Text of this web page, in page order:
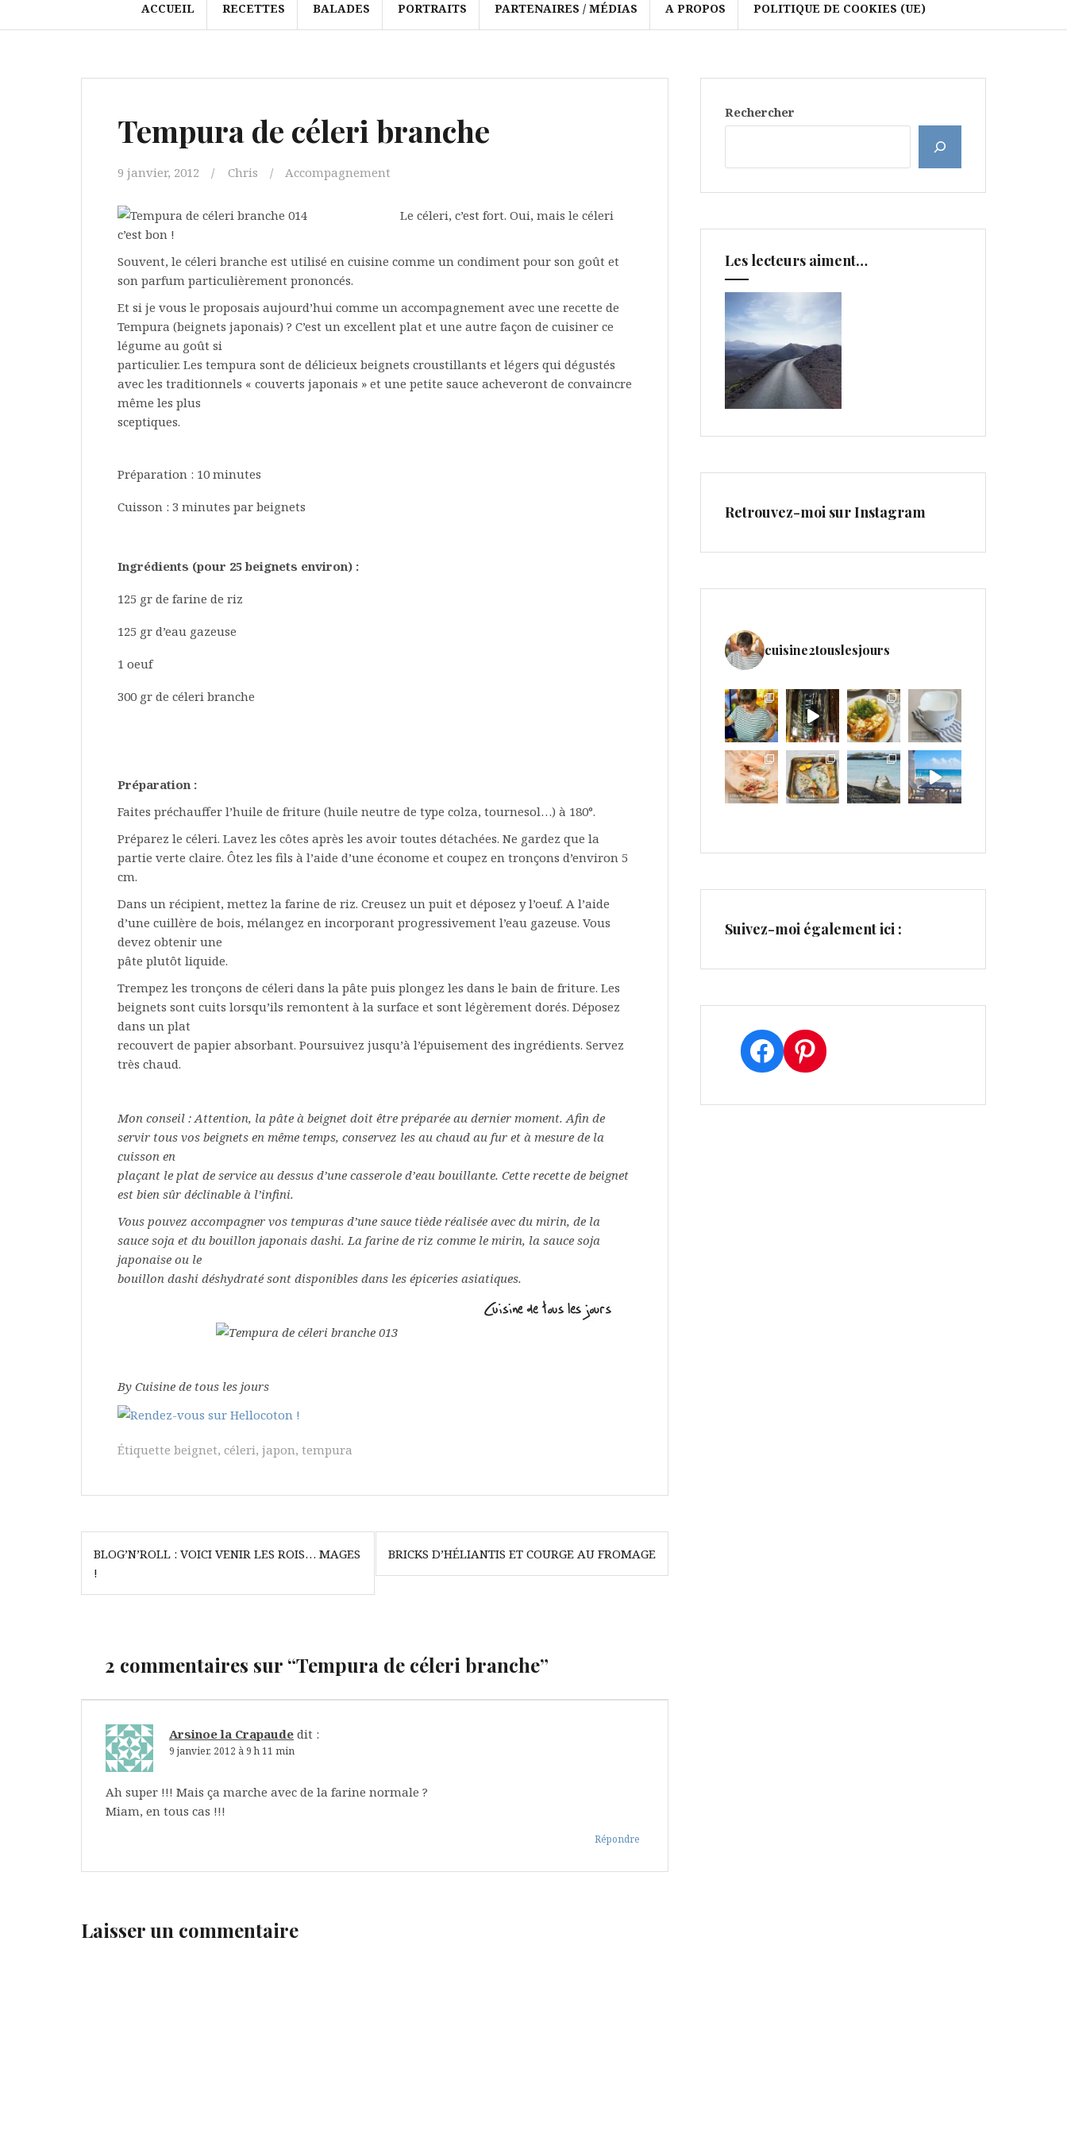
ACCUEIL RECETTES BALADES PORTRAITS PARTENAIRES / MÉDIAS A PROPOS POLITIQUE DE COOKIES (UE)
Tempura de céleri branche
9 janvier, 2012 Chris Accompagnement
Le céleri, c’est fort. Oui, mais le céleri
c’est bon !
Souvent, le céleri branche est utilisé en cuisine comme un condiment pour son goût et
son parfum particulièrement prononcés.
Et si je vous le proposais aujourd’hui comme un accompagnement avec une recette de
Tempura (beignets japonais) ? C’est un excellent plat et une autre façon de cuisiner ce
légume au goût si
particulier. Les tempura sont de délicieux beignets croustillants et légers qui dégustés
avec les traditionnels « couverts japonais » et une petite sauce acheveront de convaincre
même les plus
sceptiques.
Préparation : 10 minutes
Cuisson : 3 minutes par beignets
Ingrédients (pour 25 beignets environ) :
125 gr de farine de riz
125 gr d’eau gazeuse
1 oeuf
300 gr de céleri branche
Préparation :
Faites préchauffer l’huile de friture (huile neutre de type colza, tournesol…) à 180°.
Préparez le céleri. Lavez les côtes après les avoir toutes détachées. Ne gardez que la
partie verte claire. Ôtez les fils à l’aide d’une économe et coupez en tronçons d’environ 5
cm.
Dans un récipient, mettez la farine de riz. Creusez un puit et déposez y l’oeuf. A l’aide
d’une cuillère de bois, mélangez en incorporant progressivement l’eau gazeuse. Vous
devez obtenir une
pâte plutôt liquide.
Trempez les tronçons de céleri dans la pâte puis plongez les dans le bain de friture. Les
beignets sont cuits lorsqu’ils remontent à la surface et sont légèrement dorés. Déposez
dans un plat
recouvert de papier absorbant. Poursuivez jusqu’à l’épuisement des ingrédients. Servez
très chaud.
Mon conseil : Attention, la pâte à beignet doit être préparée au dernier moment. Afin de
servir tous vos beignets en même temps, conservez les au chaud au fur et à mesure de la
cuisson en
plaçant le plat de service au dessus d’une casserole d’eau bouillante. Cette recette de beignet
est bien sûr déclinable à l’infini.
Vous pouvez accompagner vos tempuras d’une sauce tiède réalisée avec du mirin, de la
sauce soja et du bouillon japonais dashi. La farine de riz comme le mirin, la sauce soja
japonaise ou le
bouillon dashi déshydraté sont disponibles dans les épiceries asiatiques.
By Cuisine de tous les jours
Étiquette beignet, céleri, japon, tempura
Navigation
de
l’article
BLOG’N’ROLL : VOICI VENIR LES ROIS… MAGES
!
BRICKS D’HÉLIANTIS ET COURGE AU FROMAGE
2 commentaires sur “Tempura de céleri branche”
Arsinoe la Crapaude dit :
9 janvier, 2012 à 9 h 11 min
Ah super !!! Mais ça marche avec de la farine normale ?
Miam, en tous cas !!!
Répondre
Laisser un commentaire
Rechercher
Les lecteurs aiment…
Retrouvez-moi sur Instagram
cuisine2touslesjours
Suivez-moi également ici :
Facebook
Pinterest